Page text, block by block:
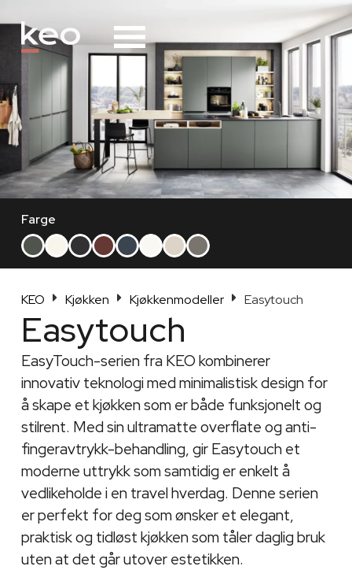
Farge
Alternative:
KEO Kjøkken Kjøkkenmodeller Easytouch
Easytouch
EasyTouch-serien fra KEO kombinerer
innovativ teknologi med minimalistisk design for
å skape et kjøkken som er både funksjonelt og
stilrent. Med sin ultramatte overflate og anti-
fingeravtrykk-behandling, gir Easytouch et
moderne uttrykk som samtidig er enkelt å
vedlikeholde i en travel hverdag. Denne serien
er perfekt for deg som ønsker et elegant,
praktisk og tidløst kjøkken som tåler daglig bruk
uten at det går utover estetikken.